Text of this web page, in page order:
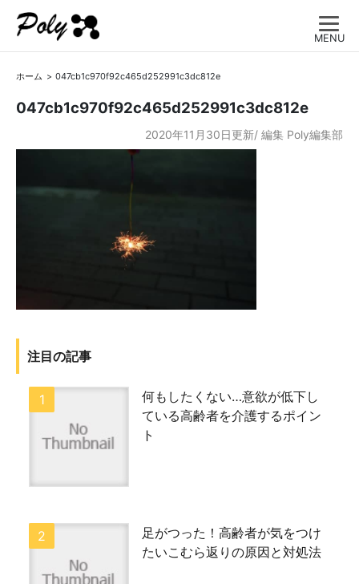
MENU
ホーム 047cb1c970f92c465d252991c3dc812e
047cb1c970f92c465d252991c3dc812e
2020年11月30日更新/ 編集 Poly編集部
注目の記事
何もしたくない…意欲が低下し
ている高齢者を介護するポイン
ト
足がつった！高齢者が気をつけ
たいこむら返りの原因と対処法